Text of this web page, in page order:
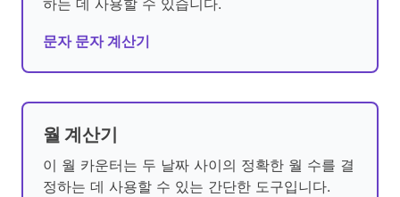
하는 데 사용할 수 있습니다.
문자 문자 계산기
월 계산기
이 월 카운터는 두 날짜 사이의 정확한 월 수를 결
정하는 데 사용할 수 있는 간단한 도구입니다.